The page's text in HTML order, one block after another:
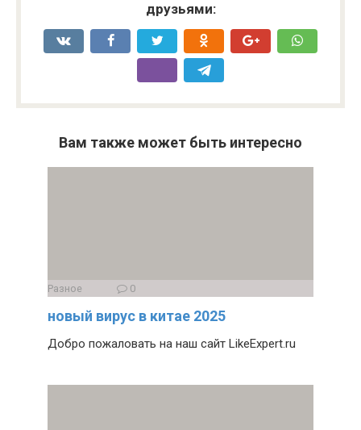
друзьями:
Вам также может быть интересно
Разное 0
новый вирус в китае 2025
Добро пожаловать на наш сайт LikeExpert.ru